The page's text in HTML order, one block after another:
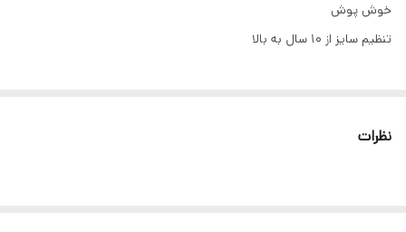
خوش پوش
تنظیم سایز از ۱۰ سال به بالا
نظرات